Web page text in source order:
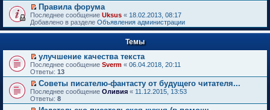
й
т
и
к
п
в
о
м
у
н
е
п
р
П
е
р
е
т
и
к
п
е
р
в
о
м
Правила форума
Последнее сообщение Uksus « 18.02.2013, 08:17
Добавлено в разделе Объявления администрации
Темы
П
е
р
е
й
т
и
улучшение качества текста
Последнее сообщение Sverm « 06.04.2018, 20:11
Ответы: 13
П
е
р
Советы писателю-фантасту от будущего читателя...
Последнее сообщение Оливия « 11.12.2015, 13:53
Ответы: 8